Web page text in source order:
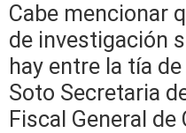
Cabe mencionar
de investigación
hay entre la tía
Soto Secretaria
Fiscal General de